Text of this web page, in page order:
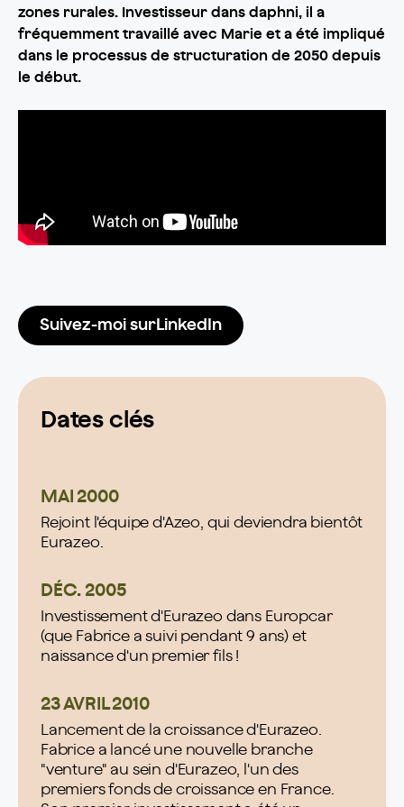
zones rurales. Investisseur dans daphni, il a
fréquemment travaillé avec Marie et a été impliqué
dans le processus de structuration de 2050 depuis
le début.
Suivez-moi surLinkedIn
Dates clés
MAI 2000
Rejoint l'équipe d'Azeo, qui deviendra bientôt
Eurazeo.
DÉC. 2005
Investissement d'Eurazeo dans Europcar
(que Fabrice a suivi pendant 9 ans) et
naissance d'un premier fils !
23 AVRIL 2010
Lancement de la croissance d'Eurazeo.
Fabrice a lancé une nouvelle branche
"venture" au sein d'Eurazeo, l'un des
premiers fonds de croissance en France.